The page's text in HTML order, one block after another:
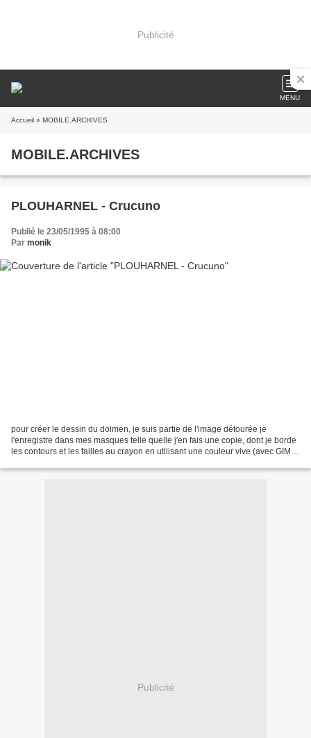
Publicité
MENU
Accueil » MOBILE.ARCHIVES
MOBILE.ARCHIVES
PLOUHARNEL - Crucuno
Publié le 23/05/1995 à 08:00
Par monik
pour créer le dessin du dolmen, je suis partie de l'image détourée je
l'enregistre dans mes masques telle quelle j'en fais une copie, dont je borde
les contours et les failles au crayon en utilisant une couleur vive (avec GIMP,
Publicité